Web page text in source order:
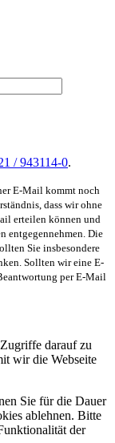
/ 943114-0.
E-Mail kommt noch
dass wir ohne
erteilen können und
entgegennehmen. Die
Sie insbesondere
Sollten wir eine E-
per E-Mail
darauf zu
wir die Webseite
Sie für die Dauer
ablehnen. Bitte
der